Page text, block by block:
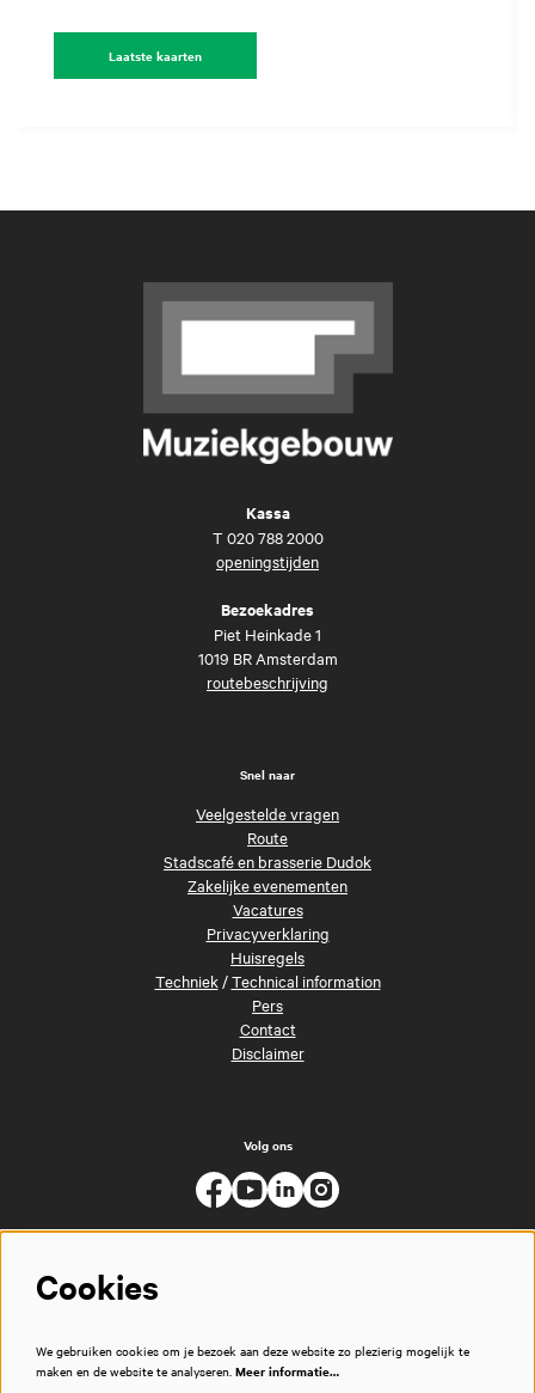
Laatste kaarten
Kassa
T 020 788 2000
openingstijden
Bezoekadres
Piet Heinkade 1
1019 BR Amsterdam
routebeschrijving
Snel naar
Veelgestelde vragen
Route
Stadscafé en brasserie Dudok
Zakelijke evenementen
Vacatures
Privacyverklaring
Huisregels
Techniek/Technical information
Pers
Contact
Disclaimer
Volg ons
Cookies
We gebruiken cookies om je bezoek aan deze website zo plezierig mogelijk te
maken en de website te analyseren. Meer informatie…